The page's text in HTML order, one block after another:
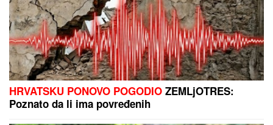
HRVATSKU PONOVO POGODIO ZEMLjOTRES:
Poznato da li ima povređenih